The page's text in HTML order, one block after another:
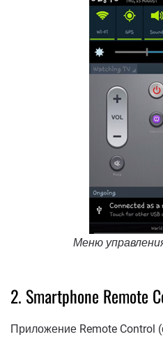
Меню
2. Smartphone Remote
Приложение Remote Control